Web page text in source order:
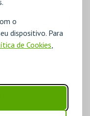
o
dispositivo. Para
de Cookies,
vouchers ou passes
para cada
voucher/passe para
aplicar as alterações e